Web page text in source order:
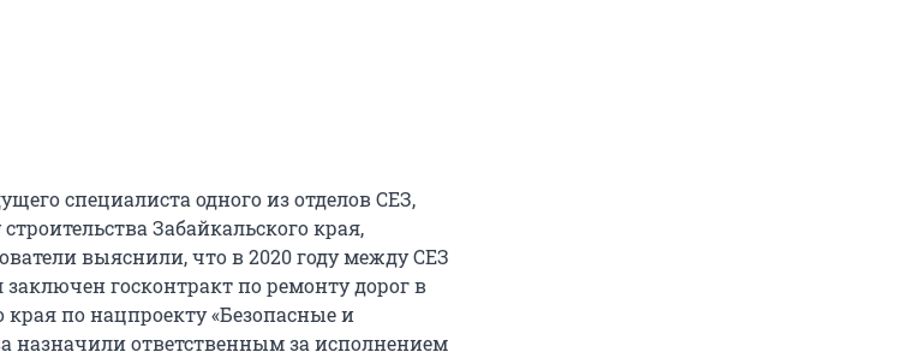
специалиста одного из отделов СЕЗ,
Забайкальского края,
выяснили, что в 2020 году между СЕЗ
госконтракт по ремонту дорог в
по нацпроекту «Безопасные и
назначили ответственным за исполнением